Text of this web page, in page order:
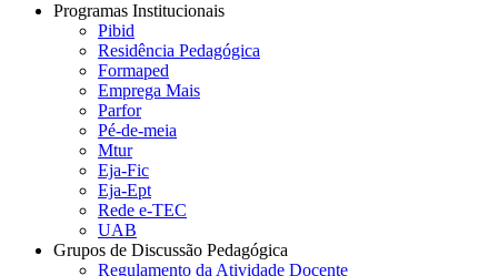
Programas Institucionais
Pibid
Residência Pedagógica
Formaped
Emprega Mais
Parfor
Pé-de-meia
Mtur
Eja-Fic
Eja-Ept
Rede e-TEC
UAB
Grupos de Discussão Pedagógica
Regulamento da Atividade Docente